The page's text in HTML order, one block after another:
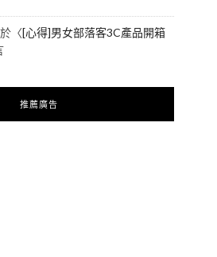
〈[心得]男女部落客3C產品開箱
推薦廣告